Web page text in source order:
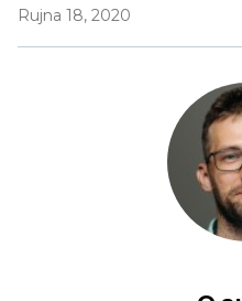
Rujna 18, 2020